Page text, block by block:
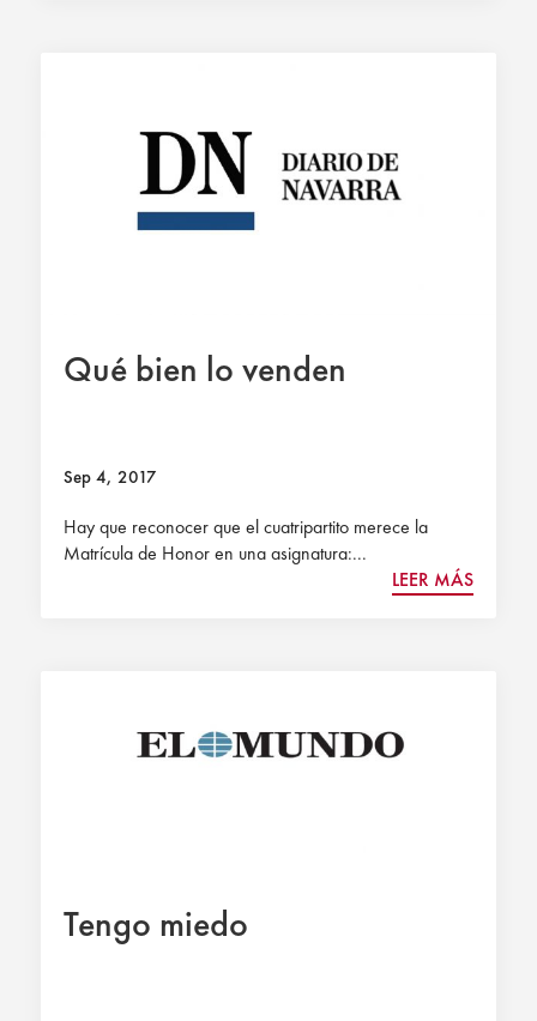
Qué bien lo venden
Sep 4, 2017
Hay que reconocer que el cuatripartito merece la
Matrícula de Honor en una asignatura:...
LEER MÁS
Tengo miedo